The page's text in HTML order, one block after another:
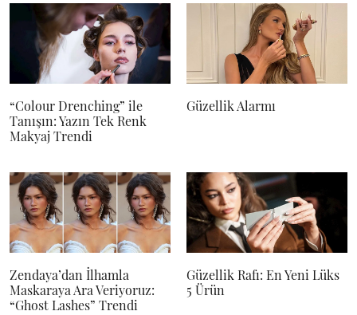
“Colour Drenching” ile
Tanışın: Yazın Tek Renk
Makyaj Trendi
Güzellik Alarmı
Zendaya’dan İlhamla
Maskaraya Ara Veriyoruz:
“Ghost Lashes” Trendi
Güzellik Rafı: En Yeni Lüks
5 Ürün